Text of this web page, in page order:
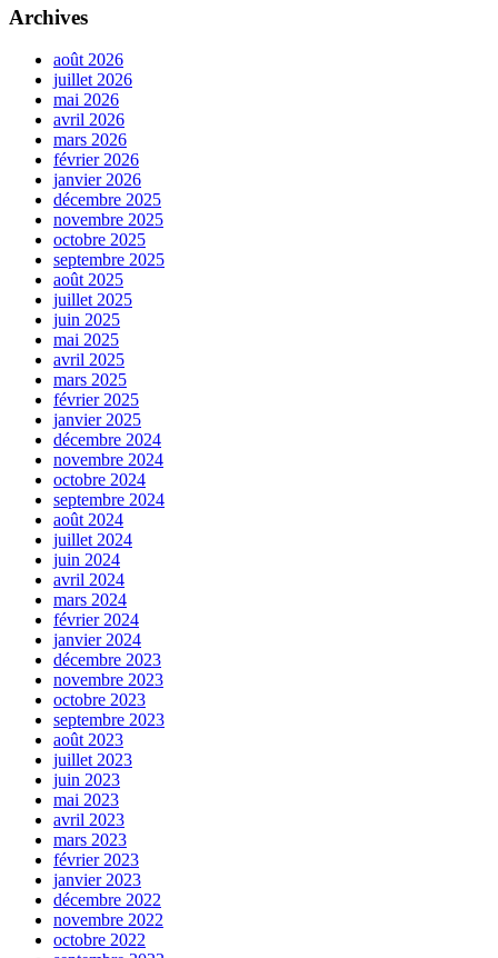
Archives
août 2026
juillet 2026
mai 2026
avril 2026
mars 2026
février 2026
janvier 2026
décembre 2025
novembre 2025
octobre 2025
septembre 2025
août 2025
juillet 2025
juin 2025
mai 2025
avril 2025
mars 2025
février 2025
janvier 2025
décembre 2024
novembre 2024
octobre 2024
septembre 2024
août 2024
juillet 2024
juin 2024
avril 2024
mars 2024
février 2024
janvier 2024
décembre 2023
novembre 2023
octobre 2023
septembre 2023
août 2023
juillet 2023
juin 2023
mai 2023
avril 2023
mars 2023
février 2023
janvier 2023
décembre 2022
novembre 2022
octobre 2022